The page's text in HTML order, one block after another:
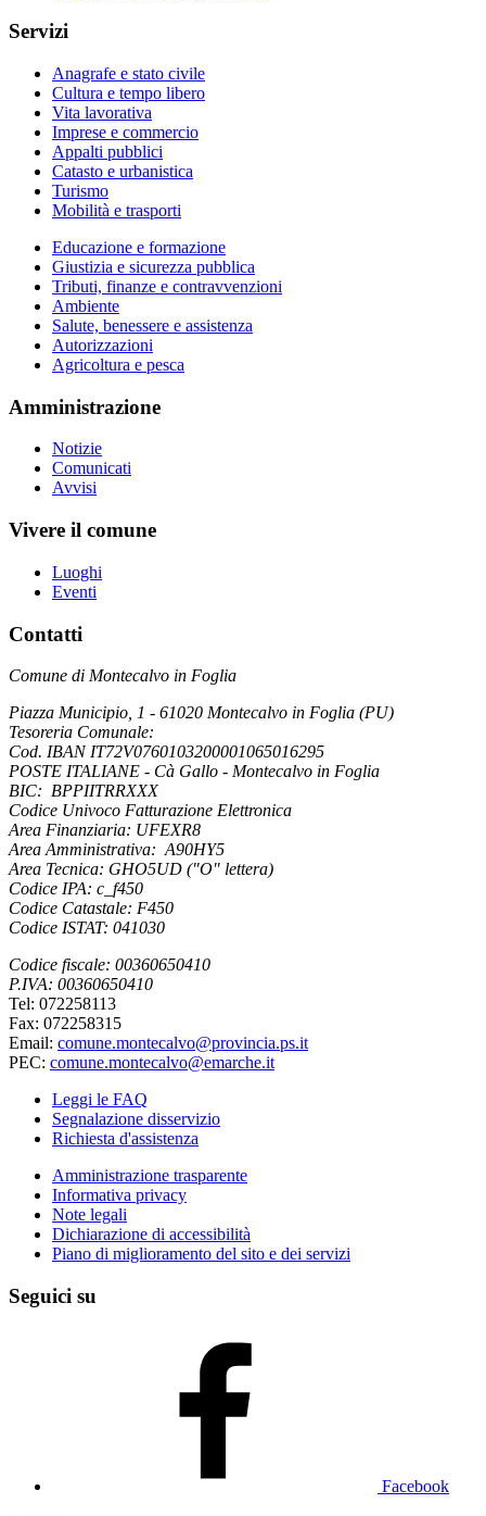
Servizi
Anagrafe e stato civile
Cultura e tempo libero
Vita lavorativa
Imprese e commercio
Appalti pubblici
Catasto e urbanistica
Turismo
Mobilità e trasporti
Educazione e formazione
Giustizia e sicurezza pubblica
Tributi, finanze e contravvenzioni
Ambiente
Salute, benessere e assistenza
Autorizzazioni
Agricoltura e pesca
Amministrazione
Notizie
Comunicati
Avvisi
Vivere il comune
Luoghi
Eventi
Contatti
Comune di Montecalvo in Foglia
Piazza Municipio, 1 - 61020 Montecalvo in Foglia (PU)
Tesoreria Comunale:
Cod. IBAN IT72V0760103200001065016295
POSTE ITALIANE - Cà Gallo - Montecalvo in Foglia
BIC: BPPIITRRXXX
Codice Univoco Fatturazione Elettronica
Area Finanziaria: UFEXR8
Area Amministrativa: A90HY5
Area Tecnica: GHO5UD ("O" lettera)
Codice IPA: c_f450
Codice Catastale: F450
Codice ISTAT: 041030
Codice fiscale: 00360650410
P.IVA: 00360650410
Tel: 072258113
Fax: 072258315
Email: comune.montecalvo@provincia.ps.it
PEC: comune.montecalvo@emarche.it
Leggi le FAQ
Segnalazione disservizio
Richiesta d'assistenza
Amministrazione trasparente
Informativa privacy
Note legali
Dichiarazione di accessibilità
Piano di miglioramento del sito e dei servizi
Seguici su
Facebook